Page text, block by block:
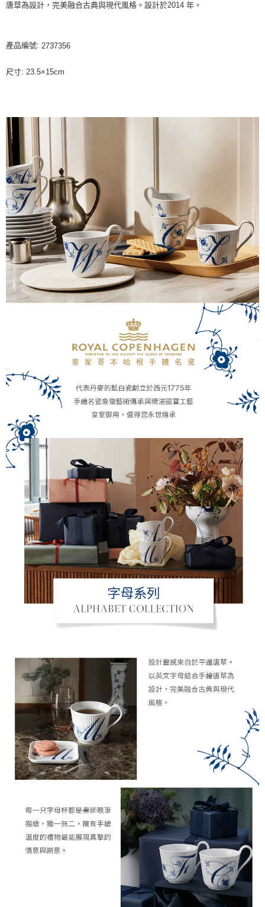
唐草為設計，完美融合古典與現代風格。設計於2014 年。
產品編號: 2737356
尺寸: 23.5×15cm